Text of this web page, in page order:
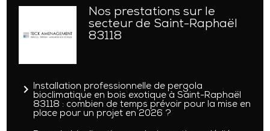
Nos prestations sur le
secteur de Saint-Raphaël
83118
navigate_next
Installation professionnelle de pergola
bioclimatique en bois exotique à Saint-Raphaël
83118 : combien de temps prévoir pour la mise en
place pour un projet en 2026 ?